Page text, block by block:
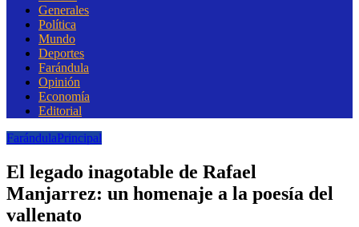
Generales
Política
Mundo
Deportes
Farándula
Opinión
Economía
Editorial
FarándulaPrincipal
El legado inagotable de Rafael
Manjarrez: un homenaje a la poesía del
vallenato